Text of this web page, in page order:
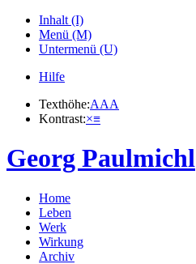
Inhalt (I)
Menü (M)
Untermenü (U)
Hilfe
Texthöhe:AAA
Kontrast:×≡
Georg Paulmichl
Home
Leben
Werk
Wirkung
Archiv